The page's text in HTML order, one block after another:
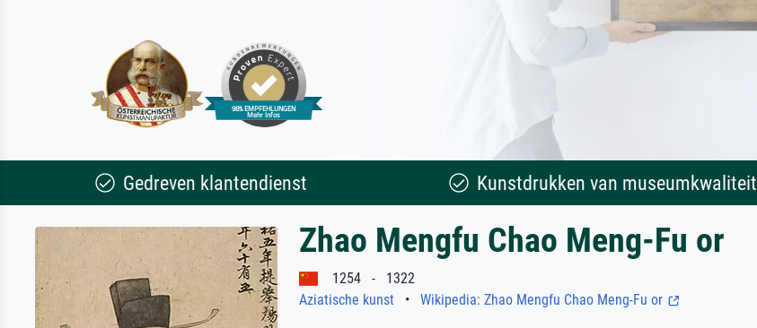
Gedreven klantendienst Kunstdrukken van museumkwaliteit
Zhao Mengfu Chao Meng-Fu or
1254 - 1322
Aziatische kunst • Wikipedia: Zhao Mengfu Chao Meng-Fu or